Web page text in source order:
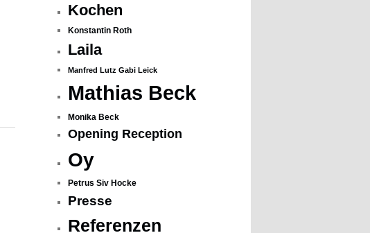
Kochen
Konstantin Roth
Laila
Manfred Lutz Gabi Leick
Mathias Beck
Monika Beck
Opening Reception
Oy
Petrus Siv Hocke
Presse
Referenzen